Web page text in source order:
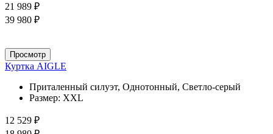
21 989 ₽
39 980 ₽
Просмотр
Куртка AIGLE
Приталенный силуэт, Однотонный, Светло-серый
Размер: XXL
12 529 ₽